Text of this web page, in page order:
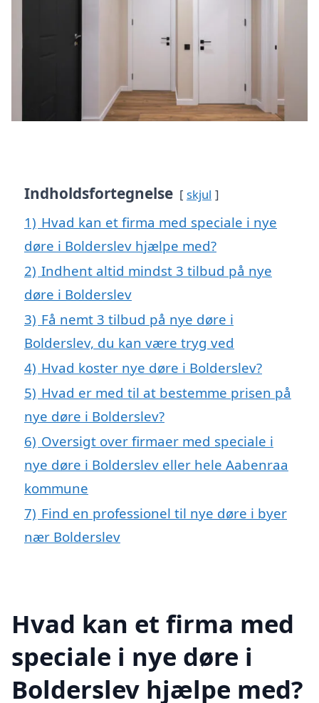
Indholdsfortegnelse skjul
1) Hvad kan et firma med speciale i nye
døre i Bolderslev hjælpe med?
2) Indhent altid mindst 3 tilbud på nye
døre i Bolderslev
3) Få nemt 3 tilbud på nye døre i
Bolderslev, du kan være tryg ved
4) Hvad koster nye døre i Bolderslev?
5) Hvad er med til at bestemme prisen på
nye døre i Bolderslev?
6) Oversigt over firmaer med speciale i
nye døre i Bolderslev eller hele Aabenraa
kommune
7) Find en professionel til nye døre i byer
nær Bolderslev
Hvad kan et firma med
speciale i nye døre i
Bolderslev hjælpe med?